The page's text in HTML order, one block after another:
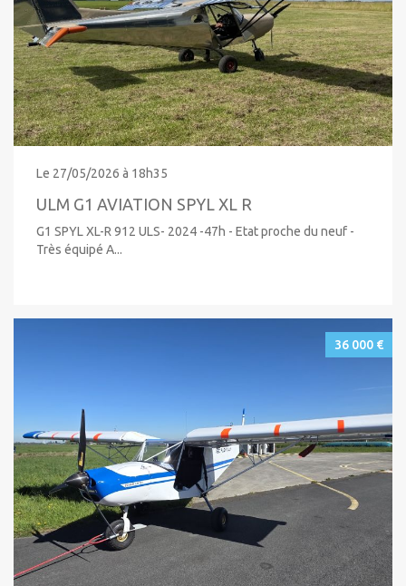
Le 27/05/2026 à 18h35
ULM G1 AVIATION SPYL XL R
G1 SPYL XL-R 912 ULS- 2024 -47h - Etat proche du neuf -
Très équipé A...
36 000 €